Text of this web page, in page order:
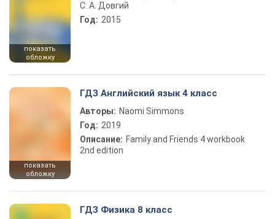
показать
обложку
С. А. Довгий
Год: 2015
показать
обложку
ГДЗ Английский язык 4 класс
Авторы: Naomi Simmons
Год: 2019
Описание: Family and Friends 4 workbook
2nd edition
ГДЗ Физика 8 класс